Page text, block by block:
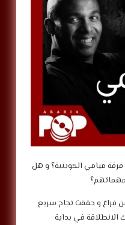
ميامي الكويتية؟ و هل
فراغ و حققت نجاح سريع
في بداية